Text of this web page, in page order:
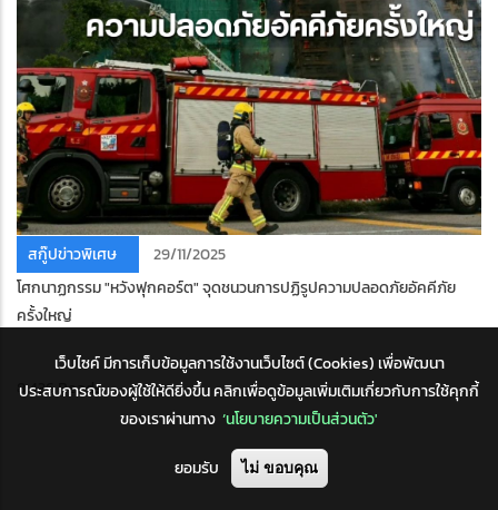
สกู๊ปข่าวพิเศษ
29/11/2025
โศกนาฏกรรม "หวังฟุกคอร์ต" จุดชนวนการปฏิรูปความปลอดภัยอัคคีภัย
ครั้งใหญ่
8,436 Reads
เว็บไซค์ มีการเก็บข้อมูลการใช้งานเว็บไซต์ (Cookies) เพื่อพัฒนา
ประสบการณ์ของผู้ใช้ให้ดียิ่งขึ้น คลิกเพื่อดูข้อมูลเพิ่มเติมเกี่ยวกับการใช้คุกกี้
ของเราผ่านทาง ‘นโยบายความเป็นส่วนตัว'
ยอมรับ ไม่ ขอบคุณ